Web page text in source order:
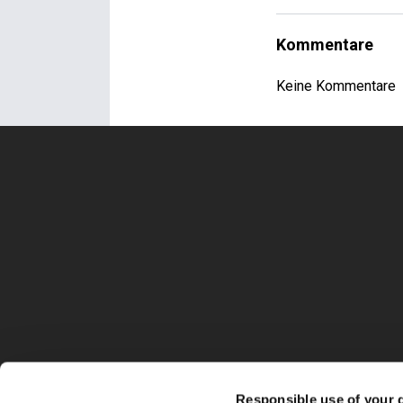
Responsible use of your
Kommentare
Keine Kommentare